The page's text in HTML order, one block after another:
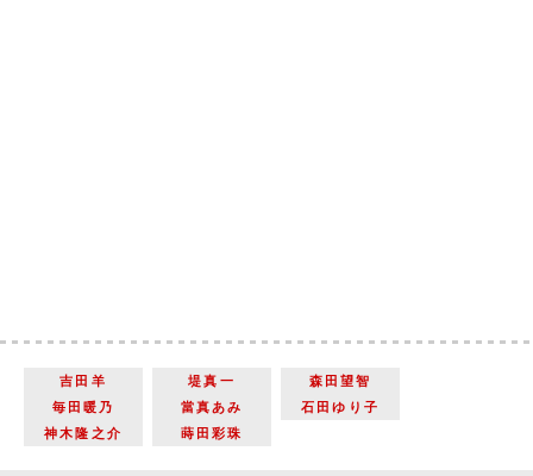
吉田羊 堤真一
森田望智
毎田暖乃
當真あみ
石田ゆり子
神木隆之介
蒔田彩珠